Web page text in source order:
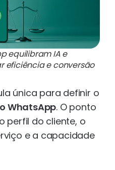
equilibram IA e
eficiência e conversão
única para definir o
WhatsApp. O ponto
perfil do cliente, o
e a capacidade